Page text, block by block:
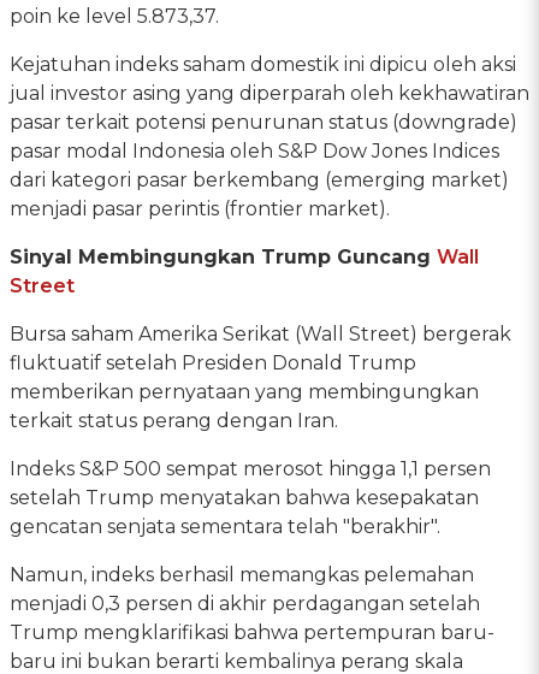
poin ke level 5.873,37.
Kejatuhan indeks saham domestik ini dipicu oleh aksi
jual investor asing yang diperparah oleh kekhawatiran
pasar terkait potensi penurunan status (downgrade)
pasar modal Indonesia oleh S&P Dow Jones Indices
dari kategori pasar berkembang (emerging market)
menjadi pasar perintis (frontier market).
Sinyal Membingungkan Trump Guncang Wall
Street
Bursa saham Amerika Serikat (Wall Street) bergerak
fluktuatif setelah Presiden Donald Trump
memberikan pernyataan yang membingungkan
terkait status perang dengan Iran.
Indeks S&P 500 sempat merosot hingga 1,1 persen
setelah Trump menyatakan bahwa kesepakatan
gencatan senjata sementara telah "berakhir".
Namun, indeks berhasil memangkas pelemahan
menjadi 0,3 persen di akhir perdagangan setelah
Trump mengklarifikasi bahwa pertempuran baru-
baru ini bukan berarti kembalinya perang skala